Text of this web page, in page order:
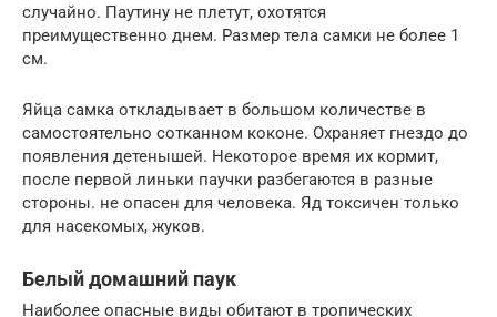
случайно. Паутину не плетут, охотятся
преимущественно днем. Размер тела самки не более 1
см.
Яйца самка откладывает в большом количестве в
самостоятельно сотканном коконе. Охраняет гнездо до
появления детенышей. Некоторое время их кормит,
после первой линьки паучки разбегаются в разные
стороны. не опасен для человека. Яд токсичен только
для насекомых, жуков.
Белый домашний паук
Наиболее опасные виды обитают в тропических